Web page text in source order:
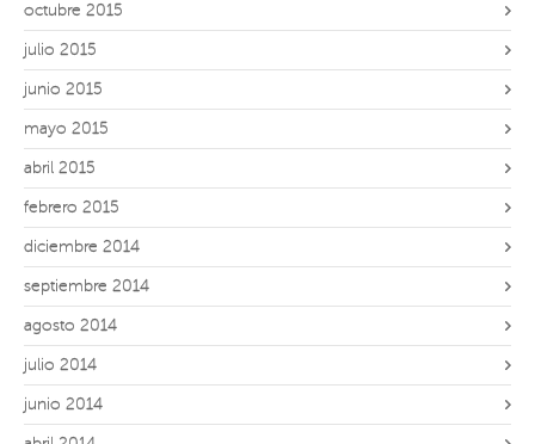
octubre 2015
julio 2015
junio 2015
mayo 2015
abril 2015
febrero 2015
diciembre 2014
septiembre 2014
agosto 2014
julio 2014
junio 2014